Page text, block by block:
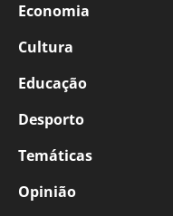
Economia
Cultura
Educação
Desporto
Temáticas
Opinião